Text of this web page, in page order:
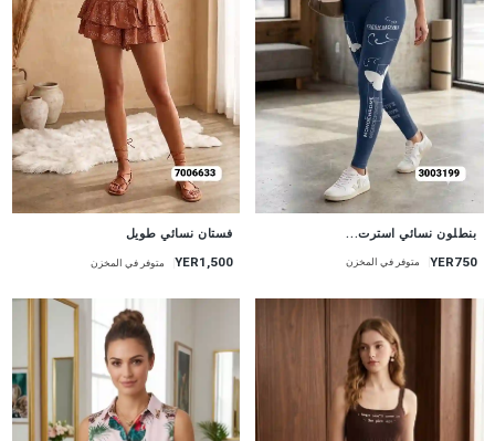
بنطلون نسائي استرت...
YER750 متوفر في المخزن
جديد
فستان نسائي طويل
YER1,500 متوفر في المخزن